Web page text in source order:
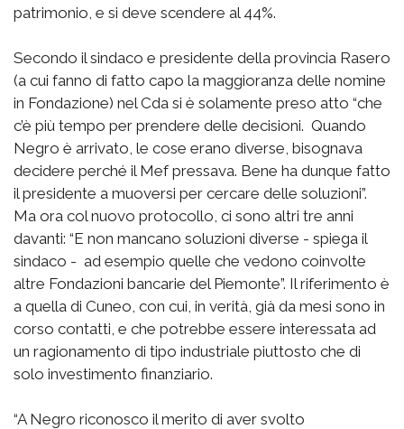
patrimonio, e si deve scendere al 44%.
Secondo il sindaco e presidente della provincia Rasero
(a cui fanno di fatto capo la maggioranza delle nomine
in Fondazione) nel Cda si è solamente preso atto “che
c’è più tempo per prendere delle decisioni. Quando
Negro è arrivato, le cose erano diverse, bisognava
decidere perché il Mef pressava. Bene ha dunque fatto
il presidente a muoversi per cercare delle soluzioni”.
Ma ora col nuovo protocollo, ci sono altri tre anni
davanti: “E non mancano soluzioni diverse - spiega il
sindaco - ad esempio quelle che vedono coinvolte
altre Fondazioni bancarie del Piemonte”. Il riferimento è
a quella di Cuneo, con cui, in verità, già da mesi sono in
corso contatti, e che potrebbe essere interessata ad
un ragionamento di tipo industriale piuttosto che di
solo investimento finanziario.
“A Negro riconosco il merito di aver svolto